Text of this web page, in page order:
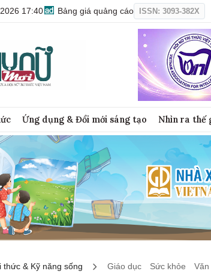
17:40 Bảng giá quảng cáo ISSN: 3093-382X
Ứng dụng & Đổi mới sáng tạo Nhìn ra thế
thức & Kỹ năng sống Giáo dục Sức khỏe